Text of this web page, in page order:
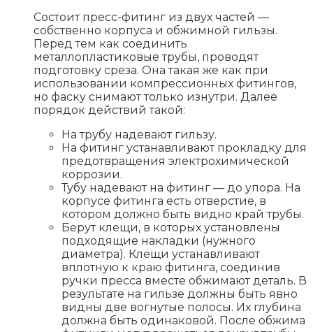
Состоит пресс-фитинг из двух частей —
собственно корпуса и обжимной гильзы.
Перед тем как соединить
металлопластиковые трубы, проводят
подготовку среза. Она такая же как при
использовании компрессионных фитингов,
но фаску снимают только изнутри. Далее
порядок действий такой:
На трубу надевают гильзу.
На фитинг устанавливают прокладку для
предотвращения электрохимической
коррозии.
Тубу надевают на фитинг — до упора. На
корпусе фитинга есть отверстие, в
котором должно быть видно край трубы.
Берут клещи, в которых установлены
подходящие накладки (нужного
диаметра). Клещи устанавливают
вплотную к краю фитинга, соединив
ручки пресса вместе обжимают деталь. В
результате на гильзе должны быть явно
видны две вогнутые полосы. Их глубина
должна быть одинаковой. После обжима